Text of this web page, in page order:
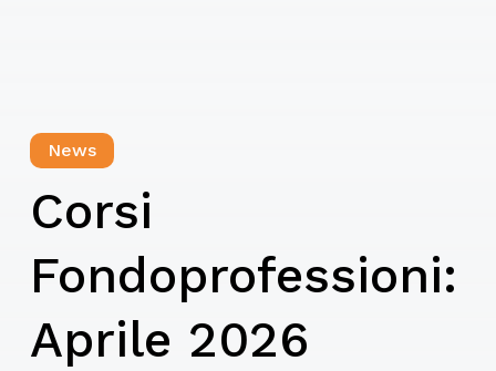
News
Corsi
Fondoprofessioni:
Aprile 2026